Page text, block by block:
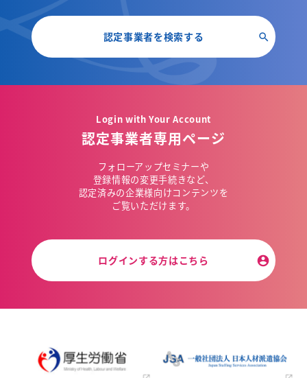
認定事業者を検索する
Login with Your Account
認定事業者専用ページ
フォローアップセミナーや
登録情報の変更手続きなど、
認定済みの企業様向けコンテンツを
ご覧いただけます。
ログインする方はこちら